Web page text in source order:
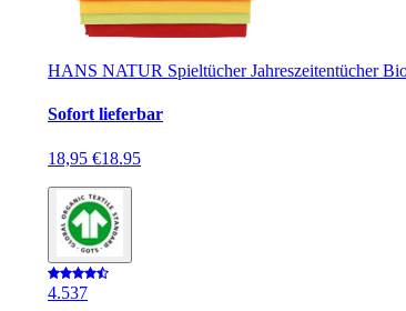
HANS NATUR Spieltücher Jahreszeitentücher
Sofort lieferbar
18,95 €18.95
4.537